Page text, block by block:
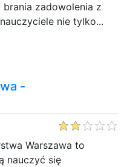
brania zadowolenia z
nie tylko...
-
Warszawa to
nauczyć się